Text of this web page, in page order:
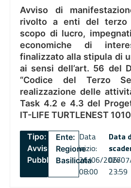
Avviso di
rivolto a enti del terzo
scopo di lucro,
economiche di
finalizzato alla stipula di
ai sensi dell’art. 56 del
“Codice del Terzo
realizzazione delle
Task 4.2 e 4.3 del
IT-LIFE TURTLENEST
Tipo:
Avviso
Pubblico
Ente:
Regione
Basilicata
Data
inizio:
26/06/2026
08:00
Data
06/
23:59